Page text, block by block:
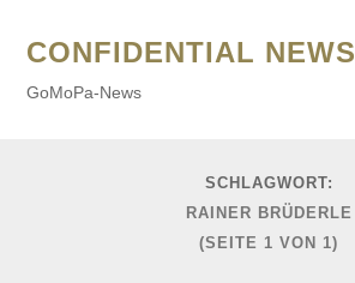
CONFIDENTIAL NEWS
GoMoPa-News
SCHLAGWORT:
RAINER BRÜDERLE
(SEITE 1 VON 1)